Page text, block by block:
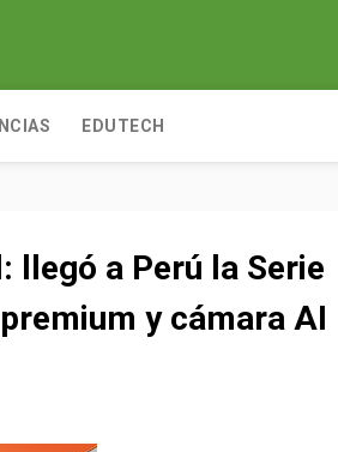
EDUTECH
llegó a Perú la Serie
y cámara AI